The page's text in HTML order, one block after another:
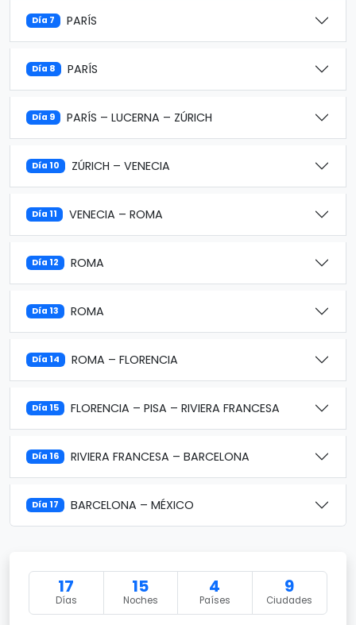
Día 7 PARÍS
Día 8 PARÍS
Día 9 PARÍS – LUCERNA – ZÚRICH
Día 10 ZÚRICH – VENECIA
Día 11 VENECIA – ROMA
Día 12 ROMA
Día 13 ROMA
Día 14 ROMA – FLORENCIA
Día 15 FLORENCIA – PISA – RIVIERA FRANCESA
Día 16 RIVIERA FRANCESA – BARCELONA
Día 17 BARCELONA – MÉXICO
17
Días
15
Noches
4
Países
9
Ciudades